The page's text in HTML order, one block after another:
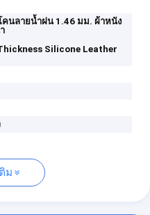
คนลายน้ำฝน 1.46 มม. ผ้าหนัง
Silicone Leather
ม